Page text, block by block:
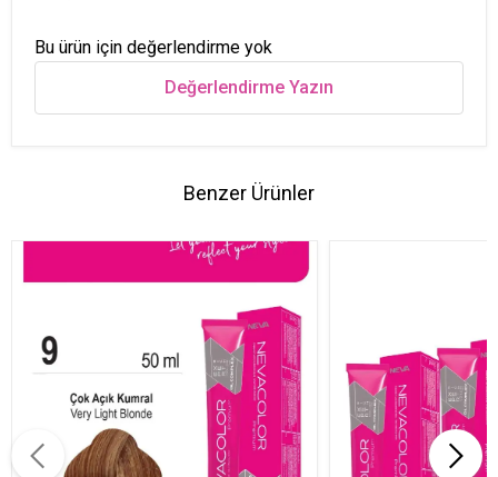
Bu ürün için değerlendirme yok
Değerlendirme Yazın
Benzer Ürünler